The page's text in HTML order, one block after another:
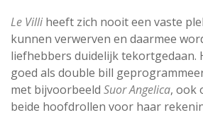
Le Villi heeft zich nooit een vaste
kunnen verwerven en daarmee
liefhebbers duidelijk tekortgedaan.
goed als double bill
met bijvoorbeeld Suor Angelica, ook
beide hoofdrollen voor haar